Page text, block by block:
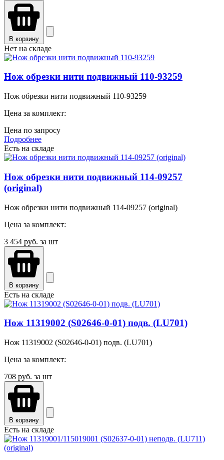
В корзину
Нет на складе
Нож обрезки нити подвижный 110-93259
Нож обрезки нити подвижный 110-93259
Цена за комплект:
Цена по запросу
Подробнее
Есть на складе
Нож обрезки нити подвижный 114-09257
(original)
Нож обрезки нити подвижный 114-09257 (original)
Цена за комплект:
3 454 руб. за шт
В корзину
Есть на складе
Нож 11319002 (S02646-0-01) подв. (LU701)
Нож 11319002 (S02646-0-01) подв. (LU701)
Цена за комплект:
708 руб. за шт
В корзину
Есть на складе